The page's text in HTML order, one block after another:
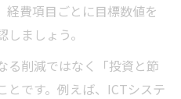
く訪問看護経営の最適
た訪問看護収益向上策
経費項目ごとに目標数値を
ましょう。
る削減ではなく「投資と節
とです。例えば、ICTシステ